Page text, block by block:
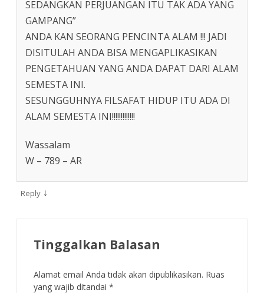
SEDANGKAN PERJUANGAN ITU TAK ADA YANG
GAMPANG”
ANDA KAN SEORANG PENCINTA ALAM !!! JADI
DISITULAH ANDA BISA MENGAPLIKASIKAN
PENGETAHUAN YANG ANDA DAPAT DARI ALAM
SEMESTA INI.
SESUNGGUHNYA FILSAFAT HIDUP ITU ADA DI
ALAM SEMESTA INI!!!!!!!!!!!!!
Wassalam
W – 789 – AR
Reply ↓
Tinggalkan Balasan
Alamat email Anda tidak akan dipublikasikan. Ruas
yang wajib ditandai *